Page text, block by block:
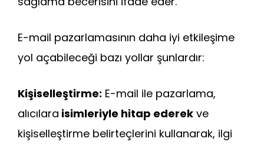
E-mail pazarlamasının daha iyi etkileşime
yol açabileceği bazı yollar şunlardır:
Kişiselleştirme: E-mail ile pazarlama,
alıcılara isimleriyle hitap ederek ve
kişiselleştirme belirteçlerini kullanarak, ilgi